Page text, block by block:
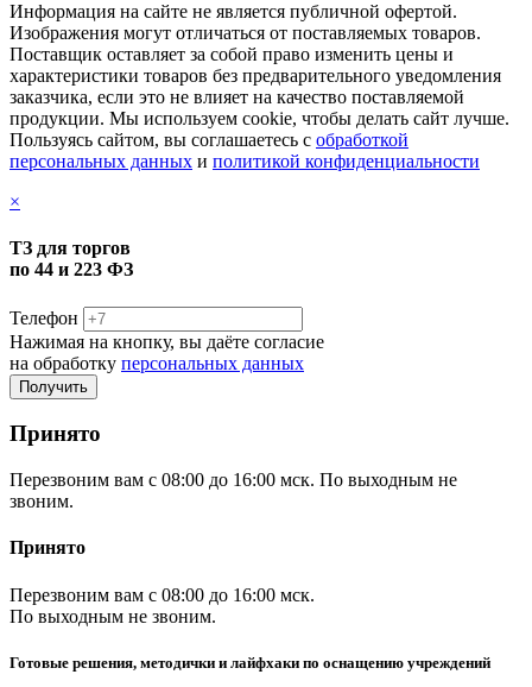
Информация на сайте не является публичной офертой.
Изображения могут отличаться от поставляемых товаров.
Поставщик оставляет за собой право изменить цены и
характеристики товаров без предварительного уведомления
заказчика, если это не влияет на качество поставляемой
продукции. Мы используем cookie, чтобы делать сайт лучше.
Пользуясь сайтом, вы соглашаетесь с обработкой
персональных данных и политикой конфиденциальности
×
ТЗ для торгов
по 44 и 223 ФЗ
Телефон
Нажимая на кнопку, вы даёте согласие
на обработку персональных данных
Принято
Перезвоним вам с 08:00 до 16:00 мск. По выходным не
звоним.
Принято
Перезвоним вам с 08:00 до 16:00 мск.
По выходным не звоним.
Готовые решения, методички и лайфхаки по оснащению учреждений